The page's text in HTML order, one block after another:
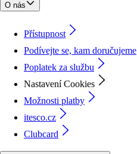
O nás
Přístupnost
Podívejte se, kam doručujeme
Poplatek za službu
Nastavení Cookies
Možnosti platby
itesco.cz
Clubcard